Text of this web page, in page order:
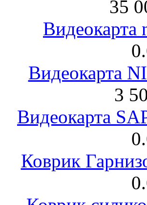
35
Видеокарта
Видеокарта
3
Видеокарта
Коврик